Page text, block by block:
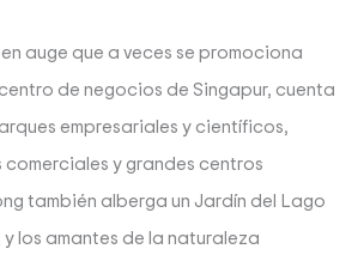
auge que a veces se promociona
de negocios de Singapur, cuenta
empresariales y científicos,
y grandes centros
también alberga un Jardín del Lago
los amantes de la naturaleza